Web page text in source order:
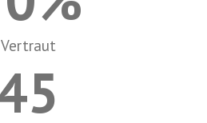
Vertraut